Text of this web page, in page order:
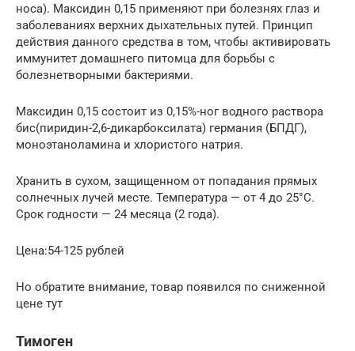
носа). Максидин 0,15 применяют при болезнях глаз и
заболеваниях верхних дыхательных путей. Принцип
действия данного средства в том, чтобы активировать
иммунитет домашнего питомца для борьбы с
болезнетворными бактериями.
Максидин 0,15 состоит из 0,15%-ног водного раствора
бис(пиридин-2,6-дикарбоксилата) германия (БПДГ),
моноэтаноламина и хлористого натрия.
Хранить в сухом, защищенном от попадания прямых
солнечных лучей месте. Температура — от 4 до 25°С.
Срок годности — 24 месяца (2 года).
Цена:54-125 рублей
Но обратите внимание, товар появился по сниженной
цене тут
Тимоген